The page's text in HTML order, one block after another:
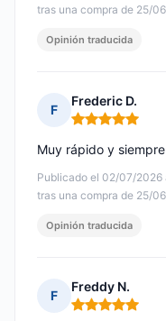
tras una compra de 25/
Opinión traducida
F
Frederic D.
Nota: 5 de 5
Publicado el 02/07/2026
tras una compra de 25/
Muy rápido y
Opinión traducida
F
Freddy N.
Nota: 5 de 5